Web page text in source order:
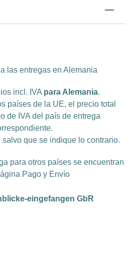
las entregas en Alemania
incl. IVA para Alemania.
países de la UE, el precio total
de IVA del país de entrega
salvo que se indique lo contrario.
para otros países se encuentran
Pago y Envío
eingefangen GbR